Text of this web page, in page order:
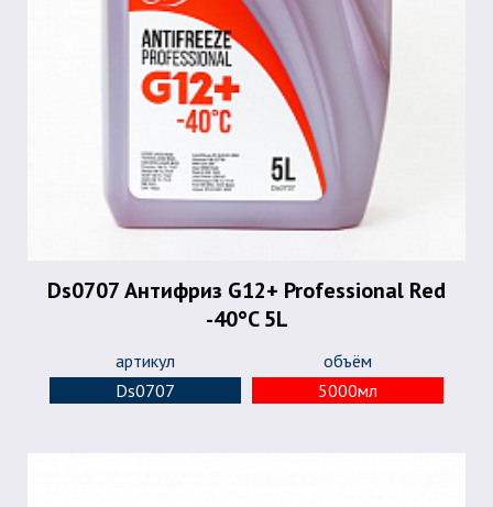
Ds0707 Антифриз G12+ Professional Red
-40°C 5L
артикул
объём
Ds0707
5000мл